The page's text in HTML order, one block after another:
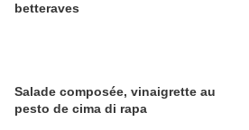
betteraves
Salade composée, vinaigrette au
pesto de cima di rapa